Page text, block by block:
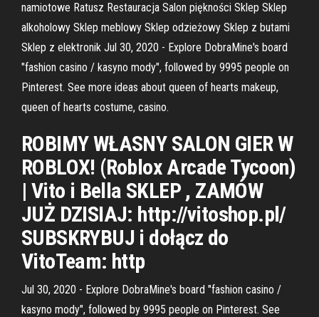
namiotowe Ratusz Restauracja Salon piękności Sklep Sklep
alkoholowy Sklep meblowy Sklep odzieżowy Sklep z butami
Sklep z elektronik Jul 30, 2020 - Explore DobraMine's board
"fashion casino / kasyno mody", followed by 9995 people on
Pinterest. See more ideas about queen of hearts makeup,
queen of hearts costume, casino.
ROBIMY WŁASNY SALON GIER W
ROBLOX! (Roblox Arcade Tycoon)
| Vito i Bella SKLEP , ZAMÓW
JUŻ DZISIAJ: http://vitoshop.pl/
SUBSKRYBUJ i dołącz do
VitoTeam: http
Jul 30, 2020 - Explore DobraMine's board "fashion casino /
kasyno mody", followed by 9995 people on Pinterest. See